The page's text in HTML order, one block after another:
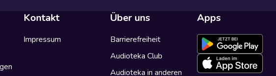
Kontakt
Impressum
Über uns
Barrierefreiheit
Audioteka Club
Audioteka in anderen
Apps